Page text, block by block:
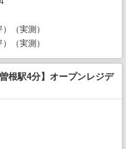
）（実測）
）（実測）
根駅4分】オープンレジデ